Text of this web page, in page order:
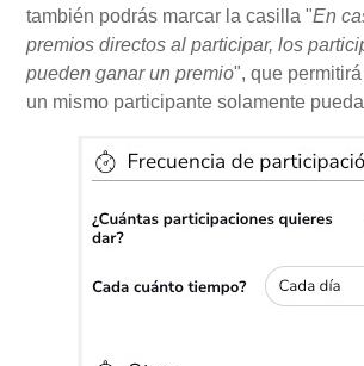
también podrás marcar la casilla "En
premios directos al participar, los
pueden ganar un premio", que
un mismo participante solamente